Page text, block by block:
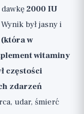
2000 IU
był jasny i
w
witaminy
częstości
zdarzeń
udar, śmierć